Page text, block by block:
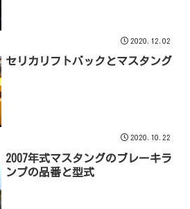
2020.12.02
セリカリフトバックとマスタング
2020.10.22
2007年式マスタングのブレーキラ
ンプの品番と型式